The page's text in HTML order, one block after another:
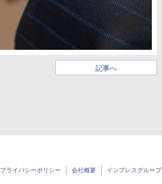
記事へ
プライバシーポリシー 会社概要 インプレスグループ